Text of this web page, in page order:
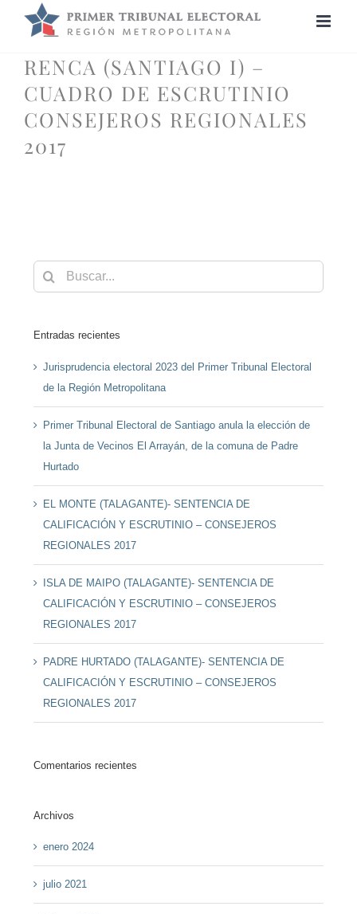
RENCA (SANTIAGO I) –
CUADRO DE ESCRUTINIO
CONSEJEROS REGIONALES
2017
Buscar:
Entradas recientes
Jurisprudencia electoral 2023 del Primer Tribunal Electoral
de la Región Metropolitana
Primer Tribunal Electoral de Santiago anula la elección de
la Junta de Vecinos El Arrayán, de la comuna de Padre
Hurtado
EL MONTE (TALAGANTE)- SENTENCIA DE
CALIFICACIÓN Y ESCRUTINIO – CONSEJEROS
REGIONALES 2017
ISLA DE MAIPO (TALAGANTE)- SENTENCIA DE
CALIFICACIÓN Y ESCRUTINIO – CONSEJEROS
REGIONALES 2017
PADRE HURTADO (TALAGANTE)- SENTENCIA DE
CALIFICACIÓN Y ESCRUTINIO – CONSEJEROS
REGIONALES 2017
Comentarios recientes
Archivos
enero 2024
julio 2021